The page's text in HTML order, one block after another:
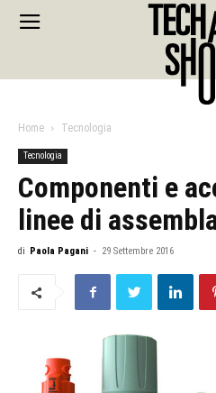
Home Tecnologia
Tecnologia
Componenti e
linee di
di Paola Pagani - 29 Settembre 2016